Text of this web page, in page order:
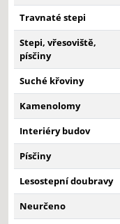
Travnaté stepi
Stepi, vřesoviště,
písčiny
Suché křoviny
Kamenolomy
Interiéry budov
Písčiny
Lesostepní doubravy
Neurčeno